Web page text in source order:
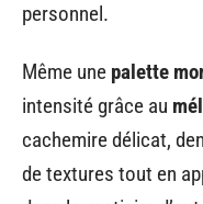
personnel.
Même une palette
intensité grâce au
cachemire délicat,
de textures tout en